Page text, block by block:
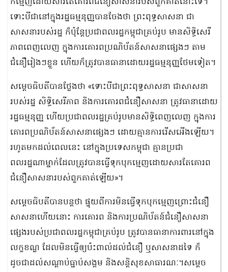
ទោះបីជានៅក្នុងរដ្ឋធម្មនុញ្ញបានចែងថា ព្រះពុទ្ធសាសនា ជា
សាសនារបស់រដ្ឋ ក៏ប៉ុន្ដែប្រជាពលរដ្ឋកម្ពុជាគ្រប់រូប មានសិទ្ធិសេរី
ភាពពេញលេញ ក្នុងការគោរពប្រណិប័តន៍សាសនាផ្សេងៗ តាម
ជំនឿរៀងៗខ្លួន ហើយក៏ត្រូវបានធានាដោយរដ្ឋធម្មនុញ្ញថែមទៀត។
សម្ដេចធិបតីបានថ្លែងថា «ទោះបីជាព្រះពុទ្ធសាសនា ជាសាសនា
របស់រដ្ឋ សិទ្ធិសេរីភាព និងការគោរពជំនឿសាសនា ត្រូវធានាដោយ
រដ្ឋធម្មនុញ្ញ ហើយប្រជាពលរដ្ឋគ្រប់រូបមានសិទ្ធិពេញលេញ ក្នុងការ
គោរពប្រណិប័តន៍សាសនាផ្សេងៗ ដោយគ្មានការរើសអើងឡើយ។
រហូតមកដល់ពេលនេះ នៅក្នុងប្រទេសកម្ពុជា គ្មានប្រជា
ពលរដ្ឋណាម្នាក់ដែលត្រូវបានធ្វើទុកបុកម្មេញដោយសារតែគោរព
ជំនឿសាសនារបស់ពួកគាត់ឡើយ»។
សម្ដេចធិបតីបានបន្តថា ផ្ទុយពីការមិនធ្វើទុកបុកម្មេញព្រោះជំនឿ
សាសនាហើយនោះ ការគោរព និងការប្រណិប័តន៍ជំនឿសាសនា
ផ្សេងរបស់ប្រជាពលរដ្ឋកម្ពុជាគ្រប់រូប ត្រូវបានធានាការពារនៅក្នុង
លក្ខខណ្ឌ ដែលមិនធ្វើឲ្យប៉ះពាល់ដល់ជំនឿ ឬសាសនាដទៃ ក៏
ដូចជាដល់សណ្ដាប់ធ្នាប់សង្គម និងសន្ដិសុខសាធារណៈ។សម្ដេច